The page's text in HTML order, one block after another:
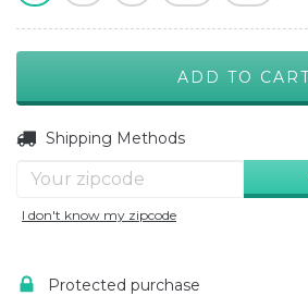
Shipping for zipcode:
Shipping Methods
I don't know my zipcode
Protected purchase